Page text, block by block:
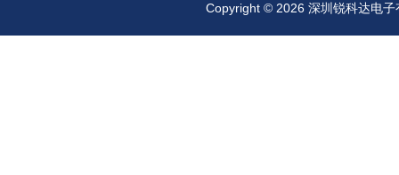
Copyright © 2026 深圳锐科达电